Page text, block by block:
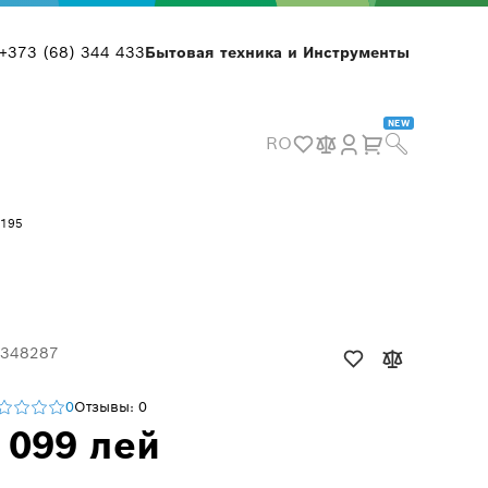
+373 (68) 344 433Бытовая техника и Инструменты
RO
NEW
0Отзывы: 0
099 лей